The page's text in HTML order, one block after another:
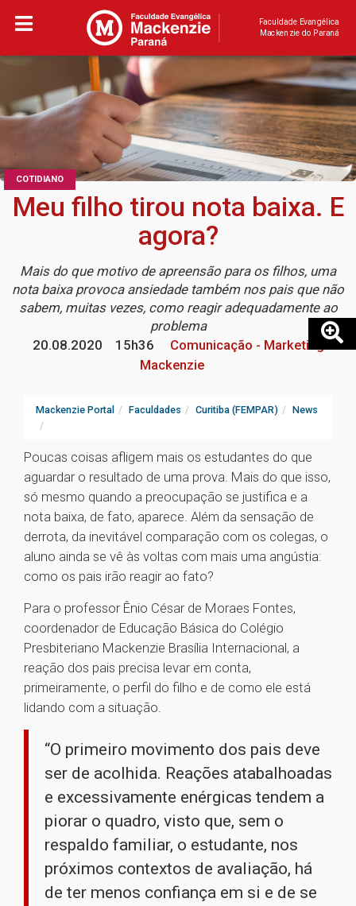
Faculdade Evangélica
Mackenzie do Paraná
COTIDIANO
Meu filho tirou nota baixa. E
agora?
Mais do que motivo de apreensão para os filhos, uma
nota baixa provoca ansiedade também nos pais que não
sabem, muitas vezes, como reagir adequadamente ao
problema
20.08.2020
15h36
Comunicação - Marketing
Mackenzie
Mackenzie Portal Faculdades Curitiba (FEMPAR) News
Poucas coisas afligem mais os estudantes do que
aguardar o resultado de uma prova. Mais do que isso,
só mesmo quando a preocupação se justifica e a
nota baixa, de fato, aparece. Além da sensação de
derrota, da inevitável comparação com os colegas, o
aluno ainda se vê às voltas com mais uma angústia:
como os pais irão reagir ao fato?
Para o professor Ênio César de Moraes Fontes,
coordenador de Educação Básica do Colégio
Presbiteriano Mackenzie Brasília Internacional, a
reação dos pais precisa levar em conta,
primeiramente, o perfil do filho e de como ele está
lidando com a situação.
“O primeiro movimento dos pais deve
ser de acolhida. Reações atabalhoadas
e excessivamente enérgicas tendem a
piorar o quadro, visto que, sem o
respaldo familiar, o estudante, nos
próximos contextos de avaliação, há
de ter menos confiança em si e de se